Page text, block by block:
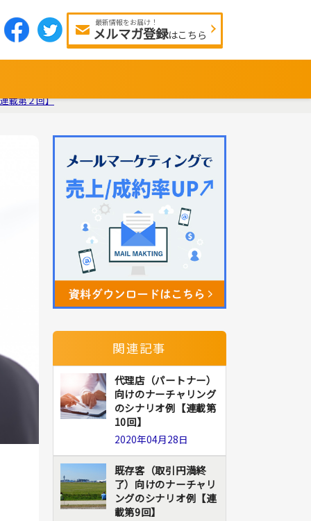
最新情報をお届け！
メルマガ登録はこちら
載第２回】
関連記事
代理店（パートナー）
向けのナーチャリング
のシナリオ例【連載第
10回】
2020年04月28日
既存客（取引円満終
了）向けのナーチャリ
ングのシナリオ例【連
載第9回】